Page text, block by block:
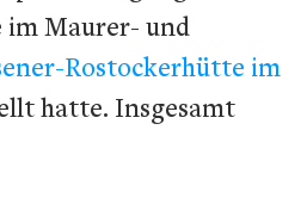
im Maurer- und
Rostockerhütte im
hatte. Insgesamt